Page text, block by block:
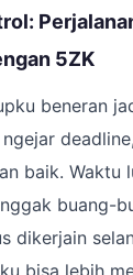
5ZK
beneran
baik. Waktu
buang-
dikerjain
bisa lebih